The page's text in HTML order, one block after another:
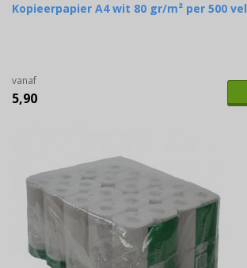
Kopieerpapier A4 wit 80 gr/m² per 500 vel
vanaf
5,90